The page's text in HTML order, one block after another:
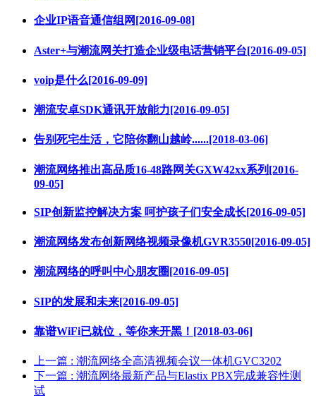
企业IP语音通信组网[2016-09-08]
Aster+与潮流网关打造企业级电话营销平台[2016-09-05]
voip是什么[2016-09-09]
潮流安卓SDK通讯开放能力[2016-09-05]
告别死宅生活，它陪你翻山越岭......[2018-03-06]
潮流网络推出高品质16-48路网关GXW42xx系列[2016-
09-05]
SIP创新监控解决方案 呵护孩子们安全成长[2016-09-05]
潮流网络发布创新网络视频录像机GVR3550[2016-09-05]
潮流网络的呼叫中心朋友圈[2016-09-05]
SIP的发展和未来[2016-09-05]
靠谱WiFi已就位，等你来开黑！[2018-03-06]
上一篇 : 潮流网络全高清视频会议一体机GVC3202
下一篇 : 潮流网络最新产品与Elastix PBX完成兼容性测
试